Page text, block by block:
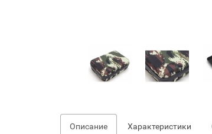
Описание Характеристики